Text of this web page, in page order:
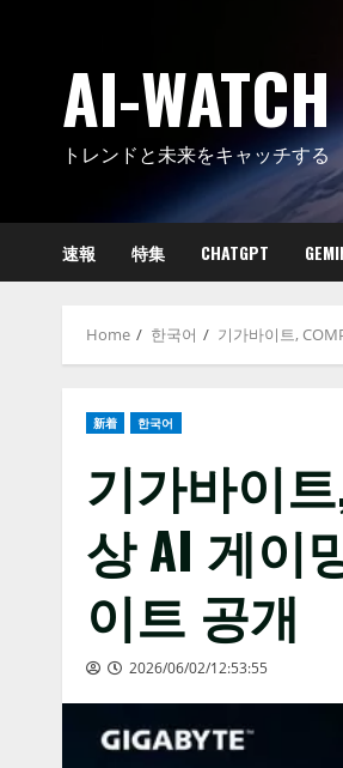
AI-WATCH
トレンドと未来をキャッチする
速報 特集 CHATGPT
Home 한국어 기가바이트,
新着 한국어
기가바이트
상 AI 게이
이트 공개
2026/06/02/12:53:55